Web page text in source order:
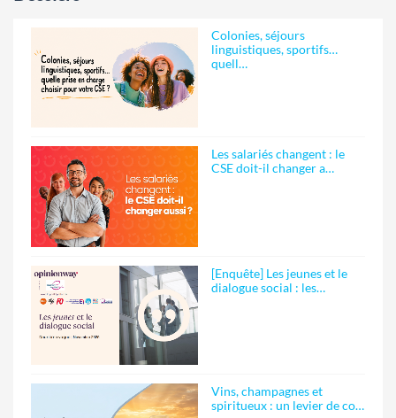
Colonies, séjours
linguistiques, sportifs…
quell…
Les salariés changent : le
CSE doit-il changer a…
[Enquête] Les jeunes et le
dialogue social : les…
Vins, champagnes et
spiritueux : un levier de co…